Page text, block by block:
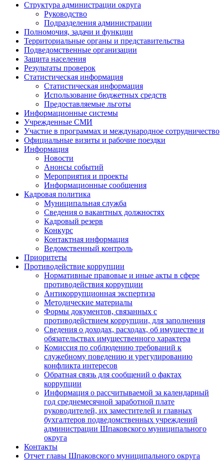
Структура администрации округа
Руководство
Подразделения администрации
Полномочия, задачи и функции
Территориальные органы и представительства
Подведомственные организации
Защита населения
Результаты проверок
Статистическая информация
Статистическая информация
Использование бюджетных средств
Предоставляемые льготы
Информационные системы
Учрежденные СМИ
Участие в программах и международное сотрудничество
Официальные визиты и рабочие поездки
Информация
Новости
Анонсы событий
Мероприятия и проекты
Информационные сообщения
Кадровая политика
Муниципальная служба
Сведения о вакантных должностях
Кадровый резерв
Конкурс
Контактная информация
Ведомственный контроль
Приоритеты
Противодействие коррупции
Нормативные правовые и иные акты в сфере
противодействия коррупции
Антикоррупционная экспертиза
Методические материалы
Формы документов, связанных с
противодействием коррупции, для заполнения
Сведения о доходах, расходах, об имуществе и
обязательствах имущественного характера
Комиссия по соблюдению требований к
служебному поведению и урегулированию
конфликта интересов
Обратная связь для сообщений о фактах
коррупции
Информация о рассчитываемой за календарный
год среднемесячной заработной плате
руководителей, их заместителей и главных
бухгалтеров подведомственных учреждений
администрации Шпаковского муниципального
округа
Контакты
Отчет главы Шпаковского муниципального округа